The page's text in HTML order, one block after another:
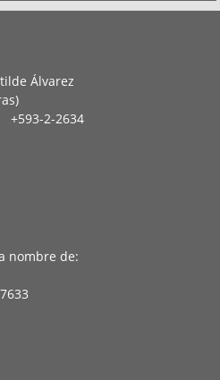
Álvarez
+593-2-2634
nombre de: